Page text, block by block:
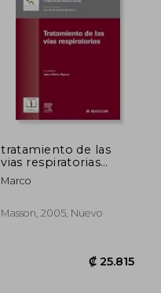
tratamiento de las
vias respiratorias
formacion continuada
de la soc.
Marco
Masson, 2005, Nuevo